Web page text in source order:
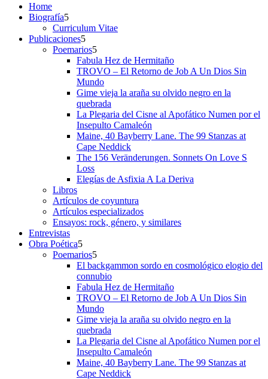
Home
Biografía
Curriculum Vitae​
Publicaciones
Poemarios
Fabula Hez de Hermitaño
TROVO – El Retorno de Job A Un Dios Sin
Mundo
Gime vieja la araña su olvido negro en la
quebrada
La Plegaria del Cisne al Apofático Numen por el
Insepulto Camaleón
Maine, 40 Bayberry Lane. The 99 Stanzas at
Cape Neddick
The 156 Veränderungen. Sonnets On Love S
Loss
Elegías de Asfixia A La Deriva
Libros
Artículos de coyuntura
Artículos especializados
Ensayos: rock, género, y similares
Entrevistas
Obra Poética
Poemarios
El backgammon sordo en cosmológico elogio del
connubio
Fabula Hez de Hermitaño
TROVO – El Retorno de Job A Un Dios Sin
Mundo
Gime vieja la araña su olvido negro en la
quebrada
La Plegaria del Cisne al Apofático Numen por el
Insepulto Camaleón
Maine, 40 Bayberry Lane. The 99 Stanzas at
Cape Neddick